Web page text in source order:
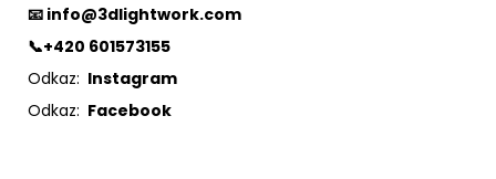
📧 info@3dlightwork.com
📞+420 601573155
Odkaz: Instagram
Odkaz: Facebook